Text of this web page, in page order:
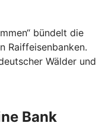
bündelt die
Raiffeisenbanken.
Wälder und
Bank